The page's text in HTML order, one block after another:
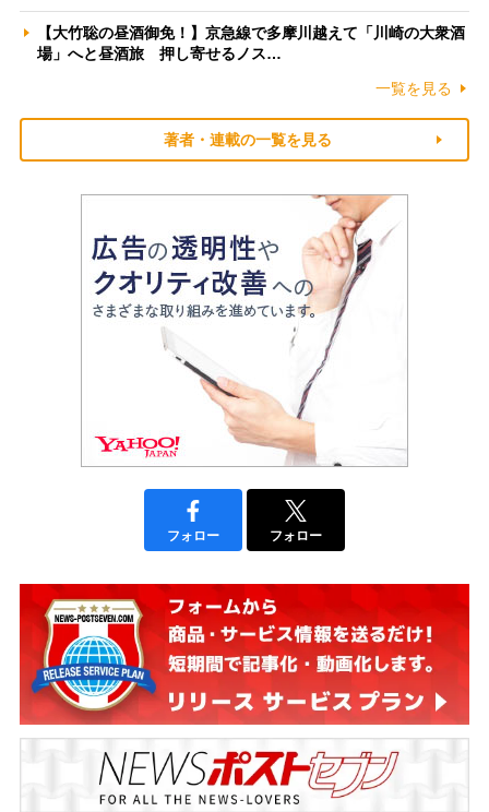
【大竹聡の昼酒御免！】京急線で多摩川越えて「川崎の大衆酒
場」へと昼酒旅 押し寄せるノス…
一覧を見る
著者・連載の一覧を見る
フォロー フォロー